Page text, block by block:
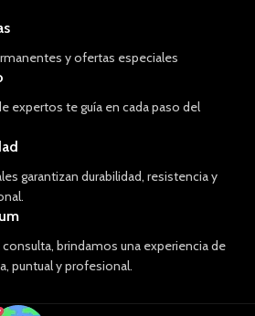
y ofertas especiales
expertos te guía en cada paso del
garantizan durabilidad, resistencia y
brindamos una experiencia de
puntual y profesional.